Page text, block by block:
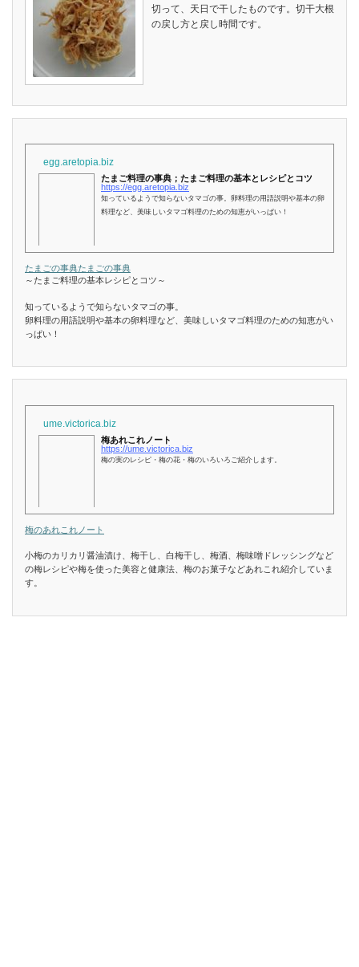
切って、天日で干したものです。切干大根
の戻し方と戻し時間です。
egg.aretopia.biz
たまご料理の事典；たまご料理の基本とレシピとコツ
https://egg.aretopia.biz
知っているようで知らないタマゴの事。卵料理の用語説明や基本の卵
料理など、美味しいタマゴ料理のための知恵がいっぱい！
たまごの事典たまごの事典
～たまご料理の基本レシピとコツ～
知っているようで知らないタマゴの事。
卵料理の用語説明や基本の卵料理など、美味しいタマゴ料理のための知恵がい
っぱい！
ume.victorica.biz
梅あれこれノート
https://ume.victorica.biz
梅の実のレシピ・梅の花・梅のいろいろご紹介します。
梅のあれこれノート
小梅のカリカリ醤油漬け、梅干し、白梅干し、梅酒、梅味噌ドレッシングなど
の梅レシピや梅を使った美容と健康法、梅のお菓子などあれこれ紹介していま
す。